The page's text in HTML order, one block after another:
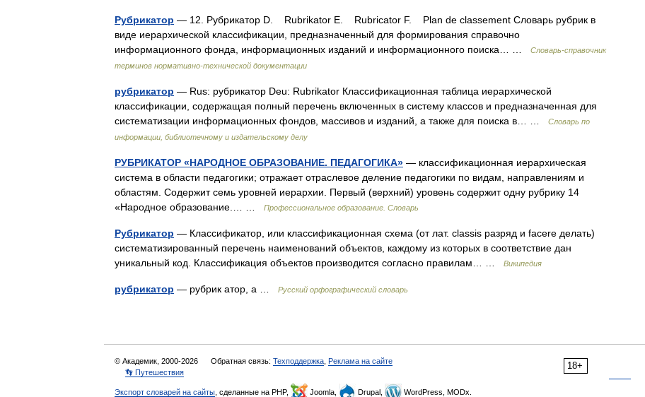
Рубрикатор — 12. Рубрикатор D. Rubrikator E. Rubricator F. Plan de classement Словарь рубрик в
виде иерархической классификации, предназначенный для формирования справочно
информационного фонда, информационных изданий и информационного поиска… …
Словарь-справочник
терминов нормативно-технической документации
рубрикатор — Rus: рубрикатор Deu: Rubrikator Классификационная таблица иерархической
классификации, содержащая полный перечень включенных в систему классов и предназначенная для
систематизации информационных фондов, массивов и изданий, а также для поиска в… …
Словарь по
информации, библиотечному и издательскому делу
РУБРИКАТОР «НАРОДНОЕ ОБРАЗОВАНИЕ. ПЕДАГОГИКА» — классификационная иерархическая
система в области педагогики; отражает отраслевое деление педагогики по видам, направлениям и
областям. Содержит семь уровней иерархии. Первый (верхний) уровень содержит одну рубрику 14
«Народное образование.… …
Профессиональное образование. Словарь
Рубрикатор — Классификатор, или классификационная схема (от лат. classis разряд и facere делать)
систематизированный перечень наименований объектов, каждому из которых в соответствие дан
уникальный код. Классификация объектов производится согласно правилам… …
Википедия
рубрикатор — рубрик атор, а … Русский орфографический словарь
18+
© Академик, 2000-2026 Обратная связь: Техподдержка Реклама на сайте
👣 Путешествия
Экспорт словарей на сайты , сделанные на PHP, Joomla, Drupal, WordPress, MODx.